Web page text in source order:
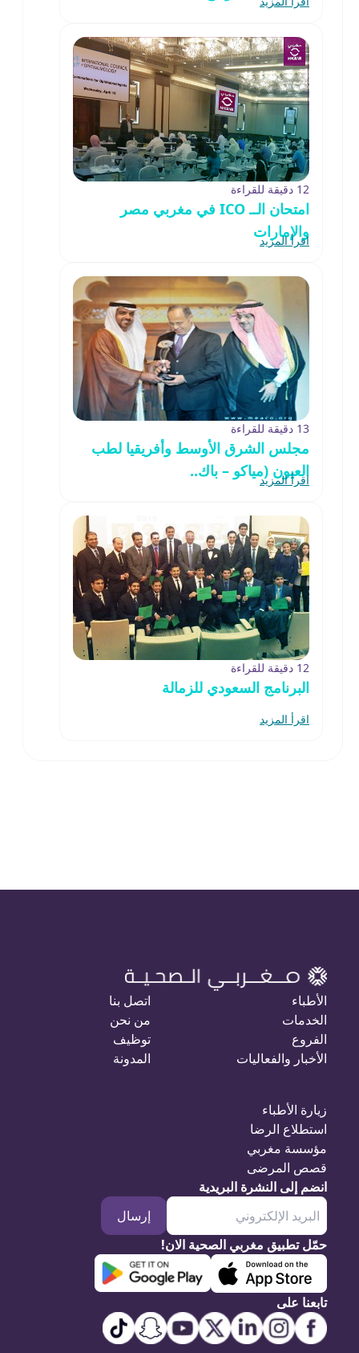
12 دقيقة للقراءة
امتحان الــ ICO في مغربي مصر
والإمارات
اقرأ المزيد
13 دقيقة للقراءة
مجلس الشرق الأوسط وأفريقيا لطب
العيون (مياكو – باك..
اقرأ المزيد
12 دقيقة للقراءة
البرنامج السعودي للزمالة
اقرأ المزيد
الأطباء
الخدمات
الفروع
الأخبار والفعاليات
اتصل بنا
من نحن
توظيف
المدونة
زيارة الأطباء
استطلاع الرضا
مؤسسة مغربي
قصص المرضى
انضم إلى النشرة البريدية
إرسال
حمّل تطبيق مغربي الصحية الان!
تابعنا على